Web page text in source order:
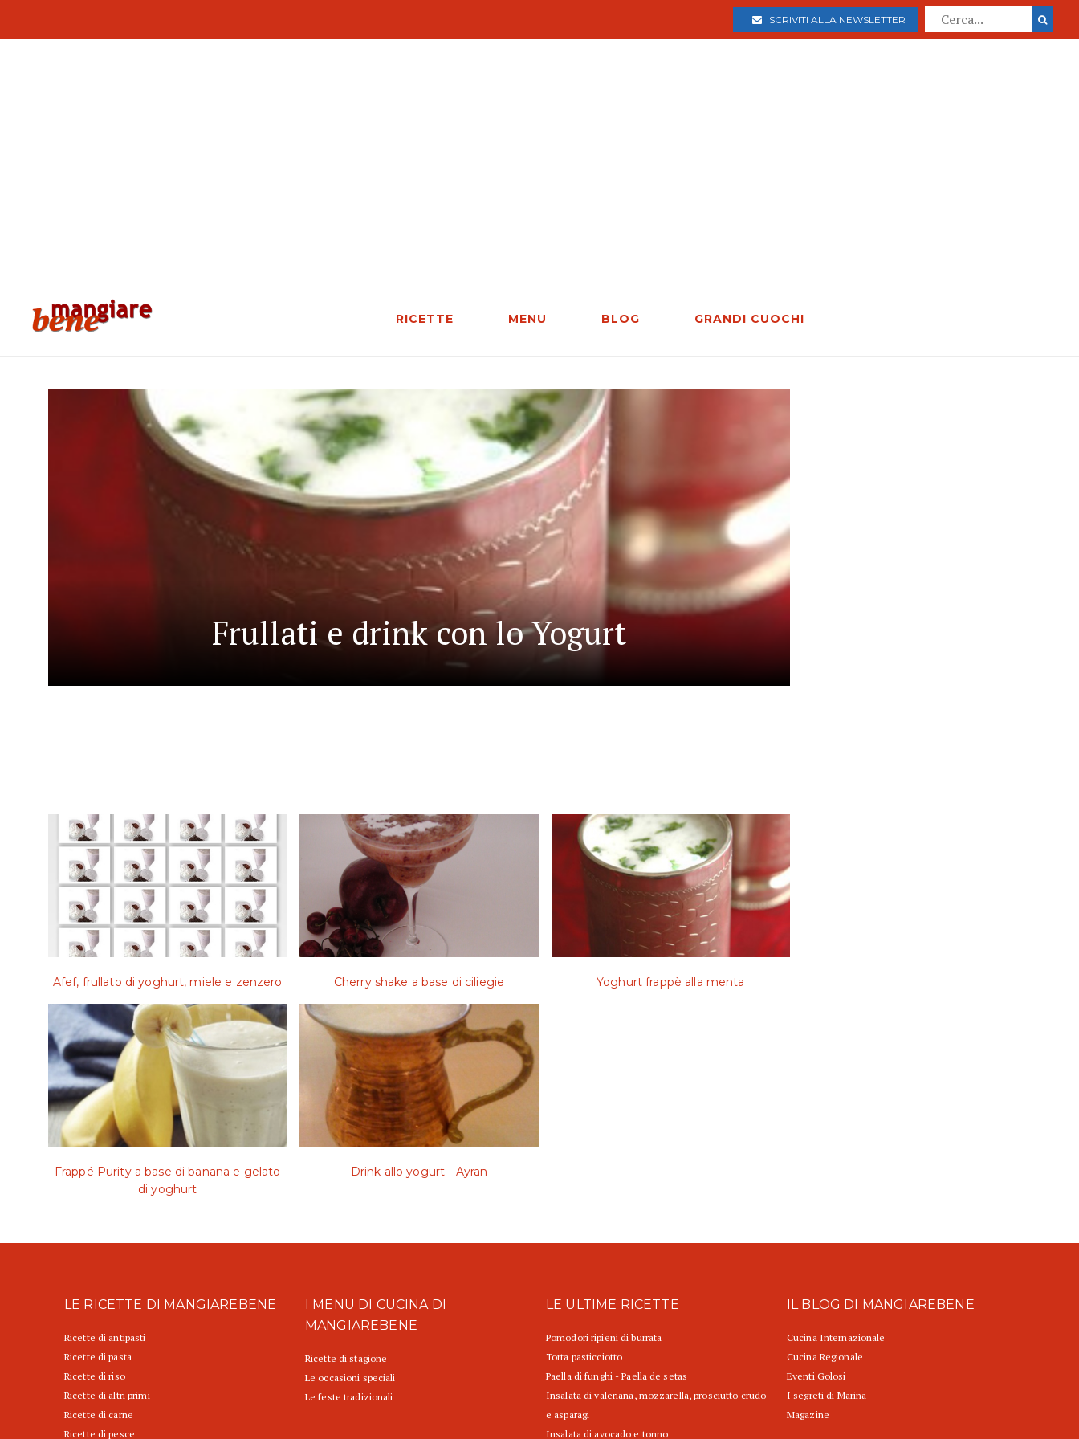
ISCRIVITI ALLA NEWSLETTER
RICETTE MENU BLOG GRANDI CUOCHI
Frullati e drink con lo Yogurt
Afef, frullato di yoghurt, miele e zenzero Cherry shake a base di ciliegie Yoghurt frappè alla menta
Frappé Purity a base di banana e gelato
di yoghurt
Drink allo yogurt - Ayran
LE RICETTE DI MANGIAREBENE
Ricette di antipasti
Ricette di pasta
Ricette di riso
Ricette di altri primi
Ricette di carne
Ricette di pesce
I MENU DI CUCINA DI
MANGIAREBENE
Ricette di stagione
Le occasioni speciali
Le feste tradizionali
LE ULTIME RICETTE
Pomodori ripieni di burrata
Torta pasticciotto
Paella di funghi - Paella de setas
Insalata di valeriana, mozzarella, prosciutto crudo
e asparagi
Insalata di avocado e tonno
IL BLOG DI MANGIAREBENE
Cucina Internazionale
Cucina Regionale
Eventi Golosi
I segreti di Marina
Magazine